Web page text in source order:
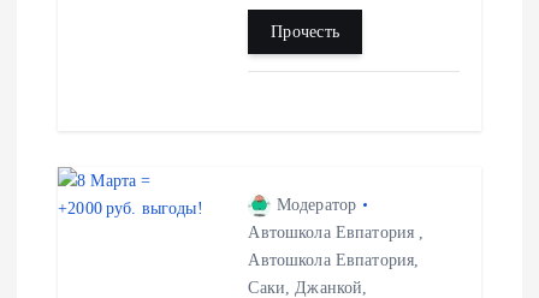
Прочесть
Модератор
Автошкола Евпатория
Автошкола Евпатория,
Саки, Джанкой,